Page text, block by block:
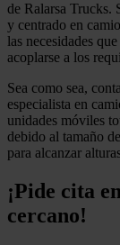
de Ralarsa Trucks.
y centrado en
las necesidades
acoplarse a los
Sea como sea,
especialista en
unidades móviles
debido al tamaño
para alcanzar
¡Pide cita
cercano!